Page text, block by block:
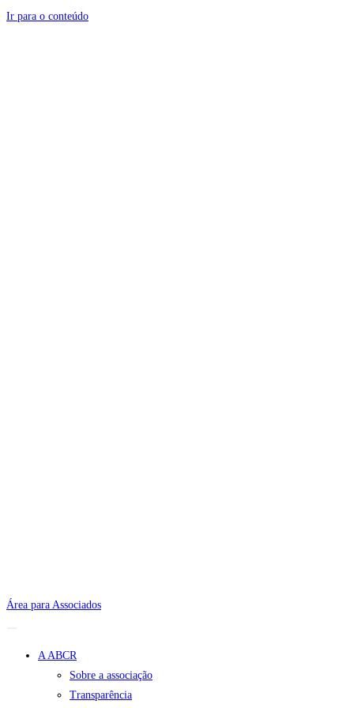
Ir para o conteúdo
Área para Associados
A ABCR
Sobre a associação
Transparência